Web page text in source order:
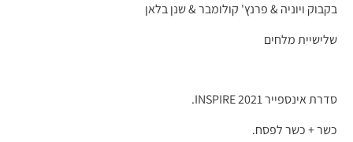
בקבוק ויוניה & פרנץ' קולומבר & שנן בלאן
שלישיית מלחים
סדרת אינספייר 2021 INSPIRE.
כשר + כשר לפסח.